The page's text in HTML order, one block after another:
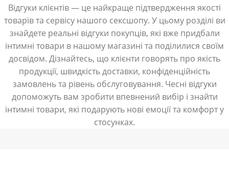
Відгуки клієнтів — це найкраще підтвердження якості
товарів та сервісу нашого сексшопу. У цьому розділі ви
знайдете реальні відгуки покупців, які вже придбали
інтимні товари в нашому магазині та поділилися своїм
досвідом. Дізнайтесь, що клієнти говорять про якість
продукції, швидкість доставки, конфіденційність
замовлень та рівень обслуговування. Чесні відгуки
допоможуть вам зробити впевнений вибір і знайти
інтимні товари, які подарують нові емоції та комфорт у
стосунках.